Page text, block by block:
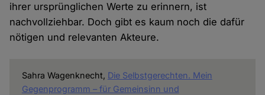
ihrer ursprünglichen Werte zu erinnern, ist
nachvollziehbar. Doch gibt es kaum noch die dafür
nötigen und relevanten Akteure.
Sahra Wagenknecht, Die Selbstgerechten. Mein
Gegenprogramm – für Gemeinsinn und